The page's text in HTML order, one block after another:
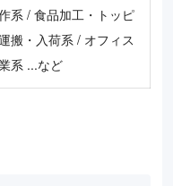
系 / 食品加工・トッピ
搬・入荷系 / オフィス
系 ...など